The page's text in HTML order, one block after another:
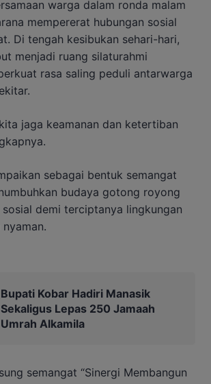
warga dalam ronda malam
mempererat hubungan sosial
Di tengah kesibukan sehari-hari,
menjadi ruang silaturahmi
rasa saling peduli antarwarga
jaga keamanan dan ketertiban
sebagai bentuk semangat
budaya gotong royong
demi terciptanya lingkungan
Bupati Kobar Hadiri Manasik
Sekaligus Lepas 250 Jamaah
Umrah Alkamila
semangat “Sinergi Membangun